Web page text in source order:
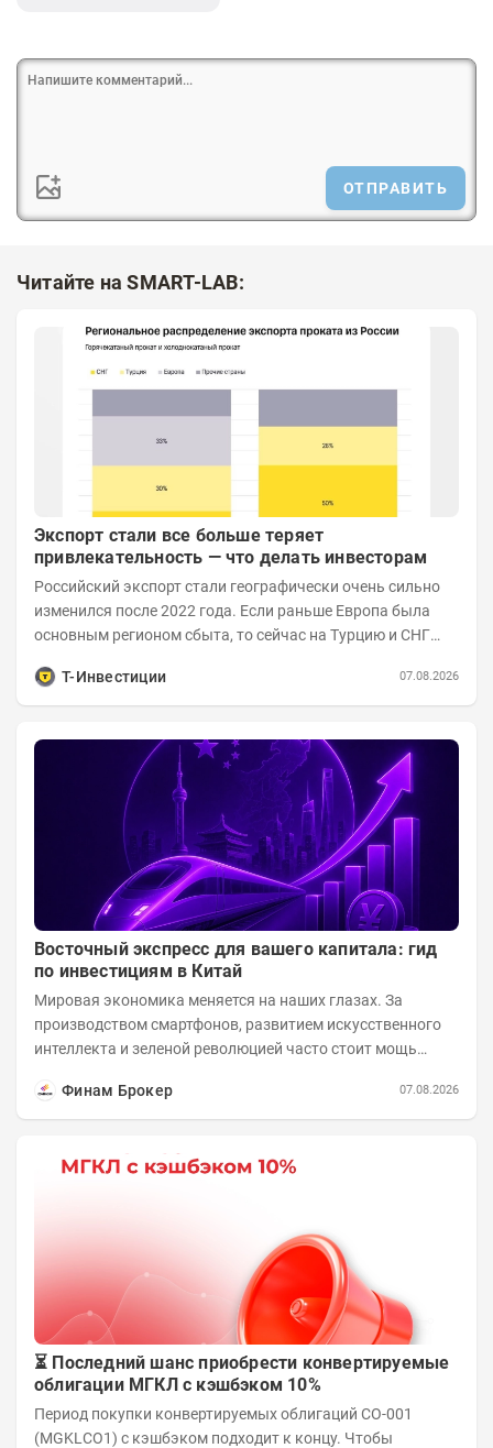
ОТПРАВИТЬ
Читайте на SMART-LAB:
Экспорт стали все больше теряет
привлекательность — что делать инвесторам
Российский экспорт стали географически очень сильно
изменился после 2022 года. Если раньше Европа была
основным регионом сбыта, то сейчас на Турцию и СНГ
Т-Инвестиции
07.08.2026
Восточный экспресс для вашего капитала: гид
по инвестициям в Китай
Мировая экономика меняется на наших глазах. За
производством смартфонов, развитием искусственного
интеллекта и зеленой революцией часто стоит мощь
Финам Брокер
07.08.2026
⏳ Последний шанс приобрести конвертируемые
облигации МГКЛ с кэшбэком 10%
Период покупки конвертируемых облигаций СО-001
(MGKLCO1) с кэшбэком подходит к концу. Чтобы